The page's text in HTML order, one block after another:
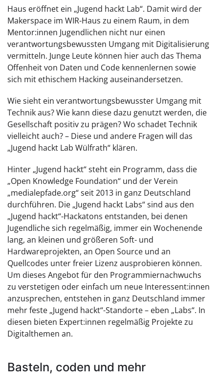
Haus eröffnet ein „Jugend hackt Lab“. Damit wird der
Makerspace im WIR-Haus zu einem Raum, in dem
Mentor:innen Jugendlichen nicht nur einen
verantwortungsbewussten Umgang mit Digitalisierung
vermitteln. Junge Leute können hier auch das Thema
Offenheit von Daten und Code kennenlernen sowie
sich mit ethischem Hacking auseinandersetzen.
Wie sieht ein verantwortungsbewusster Umgang mit
Technik aus? Wie kann diese dazu genutzt werden, die
Gesellschaft positiv zu prägen? Wo schadet Technik
vielleicht auch? – Diese und andere Fragen will das
„Jugend hackt Lab Wülfrath“ klären.
Hinter „Jugend hackt“ steht ein Programm, dass die
„Open Knowledge Foundation“ und der Verein
„medialepfade.org“ seit 2013 in ganz Deutschland
durchführen. Die „Jugend hackt Labs“ sind aus den
„Jugend hackt“-Hackatons entstanden, bei denen
Jugendliche sich regelmäßig, immer ein Wochenende
lang, an kleinen und größeren Soft- und
Hardwareprojekten, an Open Source und an
Quellcodes unter freier Lizenz ausprobieren können.
Um dieses Angebot für den Programmiernachwuchs
zu verstetigen oder einfach um neue Interessent:innen
anzusprechen, entstehen in ganz Deutschland immer
mehr feste „Jugend hackt“-Standorte – eben „Labs“. In
diesen bieten Expert:innen regelmäßig Projekte zu
Digitalthemen an.
Basteln, coden und mehr